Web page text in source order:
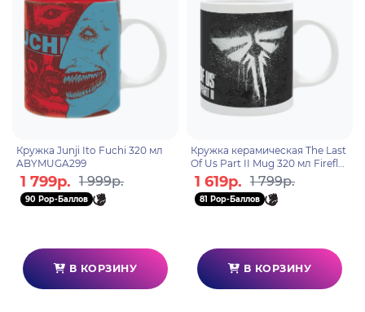
Кружка Junji Ito Fuchi 320 мл
ABYMUGA299
1 799р. 1 999р.
90 Pop-Баллов
В КОРЗИНУ
Кружка керамическая The Last
Of Us Part II Mug 320 мл Firefly
subli box MG2829
1 619р. 1 799р.
81 Pop-Баллов
В КОРЗИНУ